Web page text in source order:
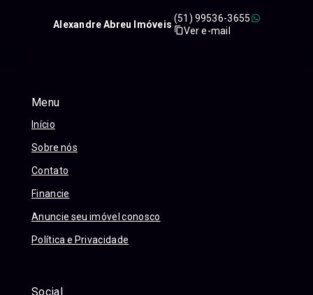
Menu
Início
Sobre nós
Contato
Financie
Anuncie seu imóvel conosco
Política e Privacidade
Social
Alexandre Abreu Imóveis
(51) 99536-3655
Ver e-mail